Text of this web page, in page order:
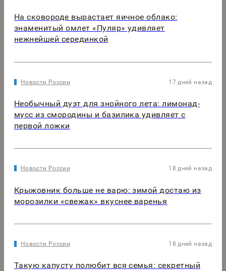
На сковороде вырастает яичное облако:
знаменитый омлет «Пуляр» удивляет
нежнейшей серединкой
Новости России 17 дней назад
Необычный дуэт для знойного лета: лимонад-
мусс из смородины и базилика удивляет с
первой ложки
Новости России 18 дней назад
Крыжовник больше не варю: зимой достаю из
морозилки «свежак» вкуснее варенья
Новости России 18 дней назад
Такую капусту полюбит вся семья: секретный